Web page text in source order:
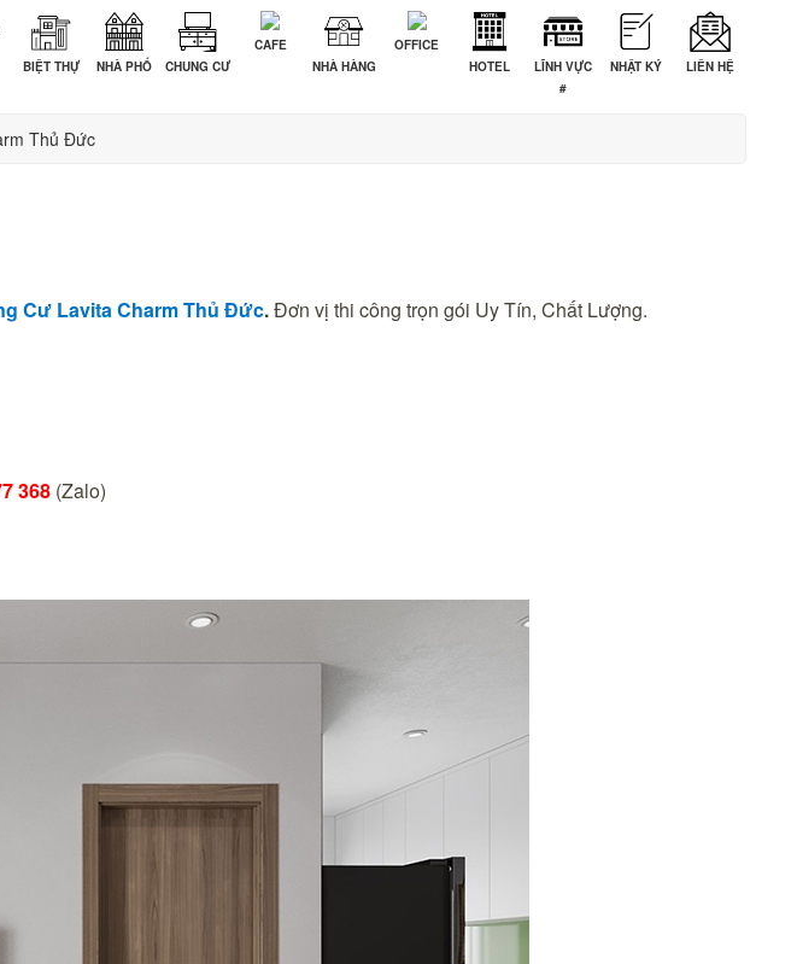
BIỆT THỰ NHÀ PHỐ CHUNG CƯ
CAFE
NHÀ HÀNG
OFFICE
HOTEL
LĨNH VỰC
#
NHẬT KÝ LIÊN HỆ
Thủ Đức
Cư Lavita CharmThủ Đức.Đơn vị thi công trọn gói Uy Tín, Chất Lượng.
368 (Zalo)